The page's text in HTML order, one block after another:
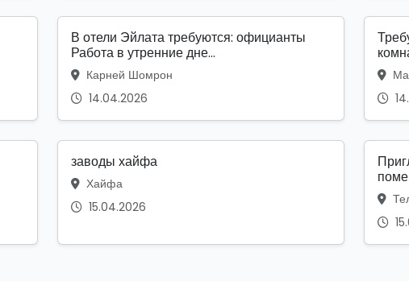
В отели Эйлата требуются: официанты
Работа в утренние дне...
Карней Шомрон
14.04.2026
заводы хайфа
Хайфа
15.04.2026